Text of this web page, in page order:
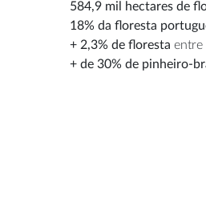
584,9 mil hectares de
18% da floresta
+ 2,3% de floresta entre
+ de 30% de pinheiro-